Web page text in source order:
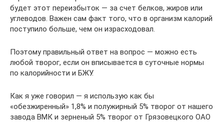
будет этот переизбыток — за счет белков, жиров или
углеводов. Важен сам факт того, что в организм калорий
поступило больше, чем он израсходовал.
Поэтому правильный ответ на вопрос — можно есть
любой творог, если он вписывается в суточные нормы
по калорийности и БЖУ.
Как я уже говорил — я использую как бы
«обезжиренный» 1,8% и полужирный 5% творог от нашего
завода ВМК и зерненый 5% творог от Грязовецкого ОАО